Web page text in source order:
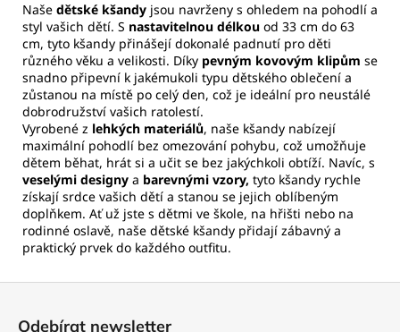
Naše dětské kšandy jsou navrženy s ohledem na pohodlí a
styl vašich dětí. S nastavitelnou délkou od 33 cm do 63
cm, tyto kšandy přinášejí dokonalé padnutí pro děti
různého věku a velikosti. Díky pevným kovovým klipům se
snadno připevní k jakémukoli typu dětského oblečení a
zůstanou na místě po celý den, což je ideální pro neustálé
dobrodružství vašich ratolestí.
Vyrobené z lehkých materiálů, naše kšandy nabízejí
maximální pohodlí bez omezování pohybu, což umožňuje
dětem běhat, hrát si a učit se bez jakýchkoli obtíží. Navíc, s
veselými designy a barevnými vzory, tyto kšandy rychle
získají srdce vašich dětí a stanou se jejich oblíbeným
doplňkem. Ať už jste s dětmi ve škole, na hřišti nebo na
rodinné oslavě, naše dětské kšandy přidají zábavný a
praktický prvek do každého outfitu.
Odebírat newsletter